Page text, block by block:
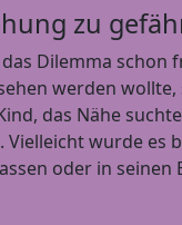
zu
Dilemma schon
werden
das Nähe
Vielleicht wurde es
oder in seinen